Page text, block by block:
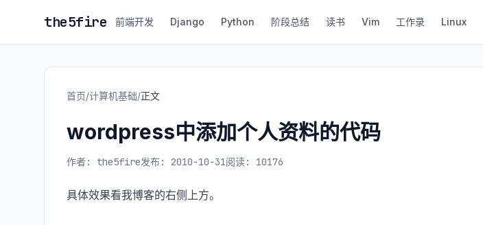
the5fire 前端开发 Django Python 阶段总结 读书 Vim 工作录 Linux
首页/计算机基础/正文
wordpress中添加个人资料的代码
作者: the5fire发布: 2010-10-31阅读: 10176
具体效果看我博客的右侧上方。